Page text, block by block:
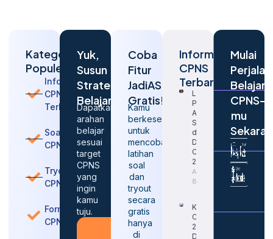
Kategori
Populer
Informasi
CPNS
Terbaru
Soal
CPNS
Tryout
CPNS
Formasi
CPNS
Yuk,
Susun
Strategi
Belajarmu
Dapatkan
arahan
belajar
sesuai
target
CPNS
yang
ingin
kamu
tuju.
Konsultasi
Coba
Fitur
JadiASN
Gratis!
Kamu
berkesempatan
untuk
mencoba
latihan
soal
dan
tryout
secara
gratis
hanya
di
Informasi
CPNS
Terbaru
Langkah
Penting
Agar
Sukses
dalam
Daftar
CPNS
2026
August
8, 2026
Kapan
CPNS
2026
Dibuka
Mulai
Belajar
CPNS-
mu